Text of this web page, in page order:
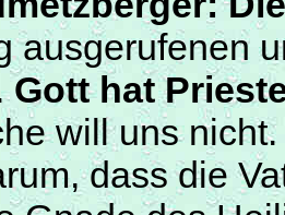
ausgerufenen
Gott hat
will uns
dass die